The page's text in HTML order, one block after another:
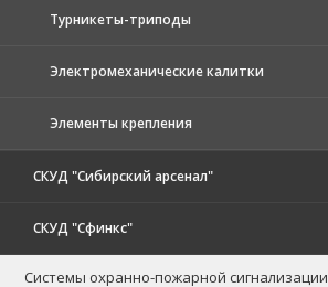
Турникеты-триподы
Электромеханические калитки
Элементы крепления
СКУД "Сибирский арсенал"
СКУД "Сфинкс"
Системы охранно-пожарной сигнализации